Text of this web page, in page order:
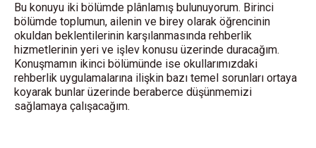
Bu konuyu iki bölümde plânlamış bulunuyorum. Birinci
bölümde toplumun, ailenin ve birey olarak öğrencinin
okuldan beklentilerinin karşılanmasında rehberlik
hizmetlerinin yeri ve işlev konusu üzerinde duracağım.
Konuşmamın ikinci bölümünde ise okullarımızdaki
rehberlik uygulamalarına ilişkin bazı temel sorunları ortaya
koyarak bunlar üzerinde beraberce düşünmemizi
sağlamaya çalışacağım.